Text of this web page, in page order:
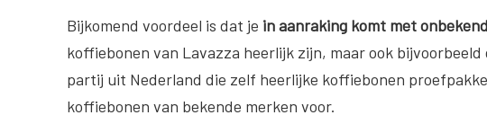
Bijkomend voordeel is dat je in aanraking komt met
koffiebonen van Lavazza heerlijk zijn, maar ook
partij uit Nederland die zelf heerlijke koffiebonen
koffiebonen van bekende merken voor.